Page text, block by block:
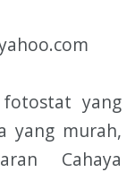
yang
yang murah,
Cahaya